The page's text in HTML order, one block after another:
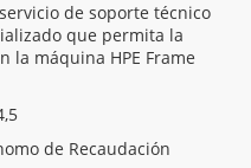
de soporte técnico
que permita la
la máquina HPE Frame
de Recaudación